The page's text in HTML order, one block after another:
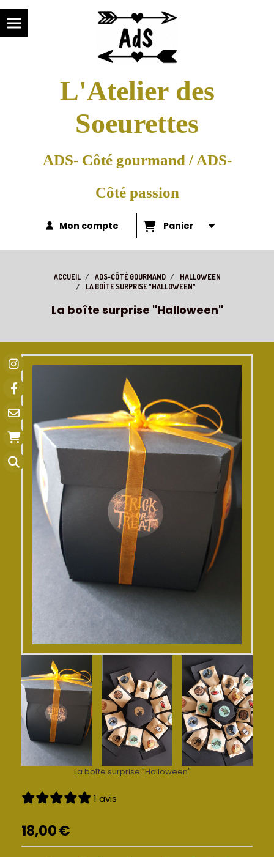
L'Atelier des
Soeurettes
ADS- Côté gourmand / ADS-
Côté passion
Mon compte Panier
ACCUEIL ADS-CÔTÉ GOURMAND
HALLOWEEN
LA BOÎTE SURPRISE "HALLOWEEN"
La boîte surprise "Halloween"
La boîte surprise "Halloween"
1 avis
18,00€